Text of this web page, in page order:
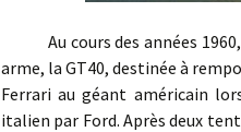
Au cours des années 1960,
arme, la GT40, destinée à
Ferrari au géant américain
italien par Ford. Après deux